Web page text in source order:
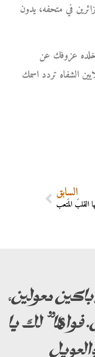
في متحفه، يدون
خلده عزوفك عن
الشفاه تردد اسمك
السابق
القلبُ المُتعب
معولين،
فواها” لك يا